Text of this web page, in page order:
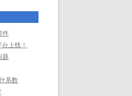
件
上线！
题
系数